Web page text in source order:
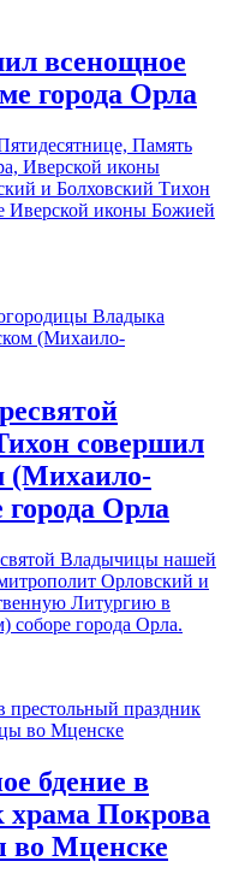
всенощное
города Орла
Память
Иверской иконы
и Болховский Тихон
Иверской иконы Божией
совершил
(Михаило-
города Орла
Владычицы нашей
Орловский и
Литургию в
соборе города Орла.
бдение в
храма Покрова
во Мценске